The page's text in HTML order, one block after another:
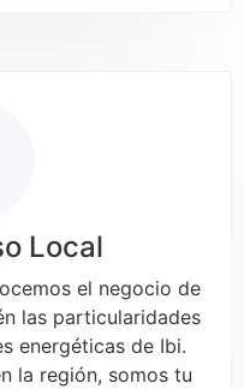
Local
el negocio de
las particularidades
energéticas de Ibi.
la región, somos tu